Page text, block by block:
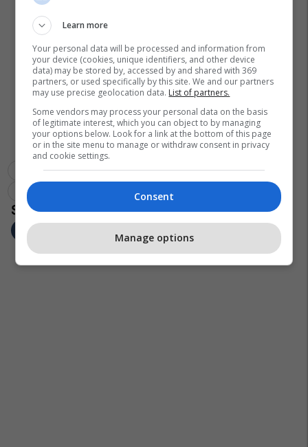
Sandro Rosell Josep Maria Bartomeu
Neymar
Barcelona
Learn more
Your personal data will be processed and information from
your device (cookies, unique identifiers, and other device
data) may be stored by, accessed by and shared with 369
partners, or used specifically by this site. We and our partners
may use precise geolocation data. List of partners.
Some vendors may process your personal data on the basis
of legitimate interest, which you can object to by managing
your options below. Look for a link at the bottom of this page
or in the site menu to manage or withdraw consent in privacy
and cookie settings.
Consent
Manage options